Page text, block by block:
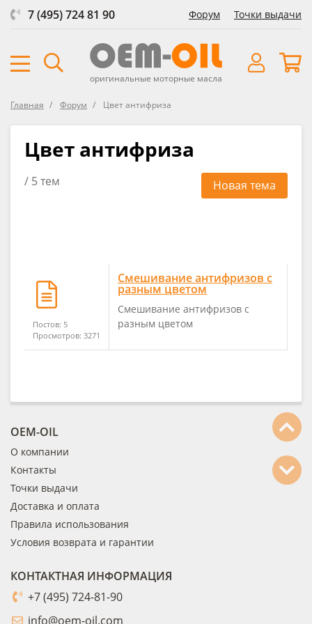
7 (495) 724 81 90 Форум Точки выдачи
оригинальные моторные масла
Главная Форум Цвет антифриза
Цвет антифриза
/ 5 тем Новая тема
Постов: 5
Просмотров: 3271
Смешивание антифризов с
разным цветом
Смешивание антифризов с
разным цветом
OEM-OIL
О компании
Контакты
Точки выдачи
Доставка и оплата
Правила использования
Условия возврата и гарантии
КОНТАКТНАЯ ИНФОРМАЦИЯ
+7 (495) 724-81-90
info@oem-oil.com